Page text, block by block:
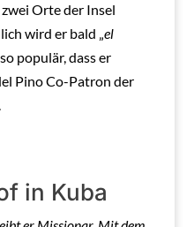
Orte der Insel
wird er bald „el
populär, dass er
Pino Co-Patron der
in Kuba